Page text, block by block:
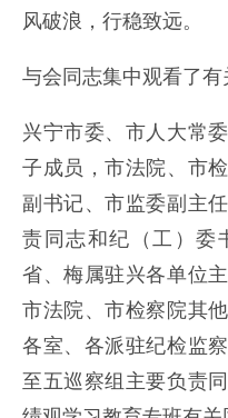
风破浪，行稳致远。
与会同志集中观看了有
兴宁市委、市人大常
子成员，市法院、市
副书记、市监委副主
责同志和纪（工）委
省、梅属驻兴各单位
市法院、市检察院其
各室、各派驻纪检监
至五巡察组主要负责